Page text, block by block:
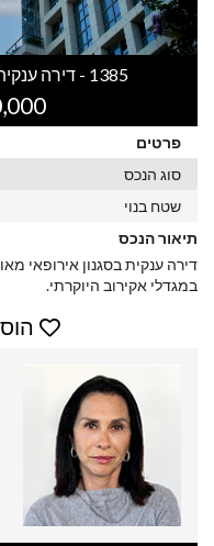
1385 - דירה ענקית במגדלי אקירוב בתל אביב
NIS
פרטים
סוג הנכס
שטח בנוי
תיאור הנכס
דירה ענקית בסגנון אירופאי
במגדלי אקירוב היוקרתי.